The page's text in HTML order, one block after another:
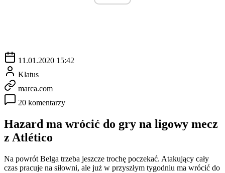
11.01.2020 15:42
Klatus
marca.com
20 komentarzy
Hazard ma wrócić do gry na ligowy mecz
z Atlético
Na powrót Belga trzeba jeszcze trochę poczekać. Atakujący cały
czas pracuje na siłowni, ale już w przyszłym tygodniu ma wrócić do